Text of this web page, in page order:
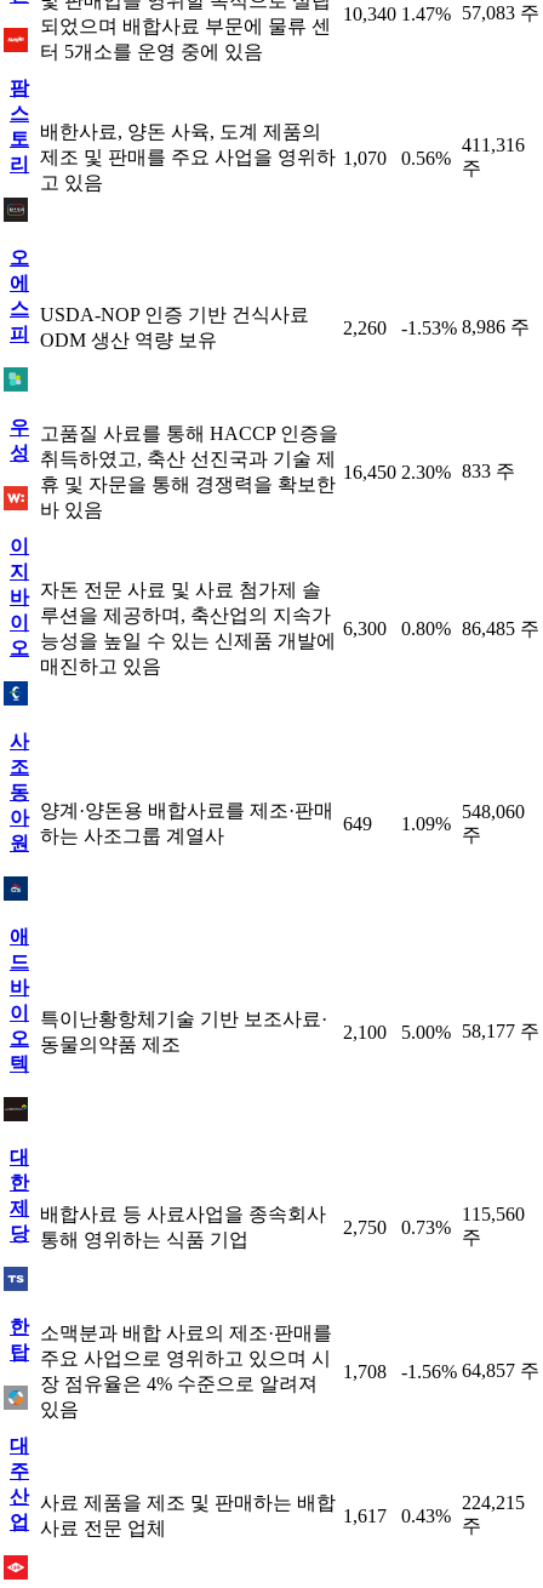
되었으며 배합사료 부문에 물류 센
터 5개소를 운영 중에 있음
10,340 1.47% 57,083 주
팜
스
토
리
배한사료, 양돈 사육, 도계 제품의
제조 및 판매를 주요 사업을 영위하
고 있음
1,070 0.56%
411,316
주
오
에
스
피
USDA-NOP 인증 기반 건식사료
ODM 생산 역량 보유
2,260 -1.53% 8,986 주
우
성
고품질 사료를 통해 HACCP 인증을
취득하였고, 축산 선진국과 기술 제
휴 및 자문을 통해 경쟁력을 확보한
바 있음
16,450 2.30% 833 주
이
지
바
이
오
자돈 전문 사료 및 사료 첨가제 솔
루션을 제공하며, 축산업의 지속가
능성을 높일 수 있는 신제품 개발에
매진하고 있음
6,300 0.80% 86,485 주
사
조
동
아
원
양계·양돈용 배합사료를 제조·판매
하는 사조그룹 계열사
649 1.09%
548,060
주
애
드
바
이
오
텍
특이난황항체기술 기반 보조사료·
동물의약품 제조
2,100 5.00% 58,177 주
대
한
제
당
배합사료 등 사료사업을 종속회사
통해 영위하는 식품 기업
2,750 0.73%
115,560
주
한
탑
소맥분과 배합 사료의 제조·판매를
주요 사업으로 영위하고 있으며 시
장 점유율은 4% 수준으로 알려져
있음
1,708 -1.56% 64,857 주
대
주
산
업
사료 제품을 제조 및 판매하는 배합
사료 전문 업체
1,617 0.43%
224,215
주